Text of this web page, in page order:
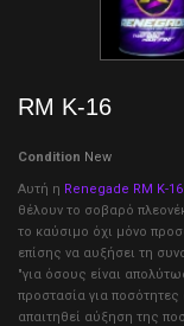
RM K-16
Condition New
Αυτή η Renegade RM K-16
θέλουν το σοβαρό
το καύσιμο όχι μόνο
επίσης να αυξήσει τη
"για όσους είναι
προστασία για
απαιτηθεί αύξηση της